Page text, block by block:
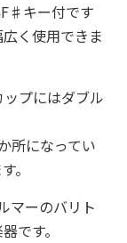
キー付です
く使用できま
プにはダブル
所になってい
。
マーのバリト
です。